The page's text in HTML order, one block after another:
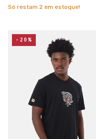
Só restam 2 em estoque!
-20%